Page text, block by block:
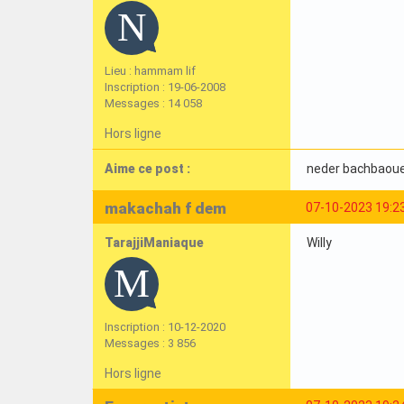
Lieu : hammam lif
Inscription : 19-06-2008
Messages : 14 058
Hors ligne
Aime ce post : neder
07-10-2023
makachah f dem
TarajjiManiaque
Inscription : 10-12-2020
Messages : 3 856
Willy
Hors ligne